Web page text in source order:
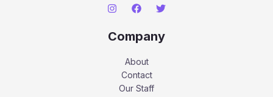
Company
About
Contact
Our Staff